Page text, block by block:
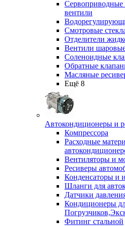
вентили
Смотровые
Отделители
Вентили
Соленоидные
Обратные
Масляные
Ещё 8
Автокондиционеры и
Компрессора
Расходные
Вентиляторы и
Ресиверы
Конденсаторы и
Шланги для
Датчики
Кондиционеры
Фитинг стальной